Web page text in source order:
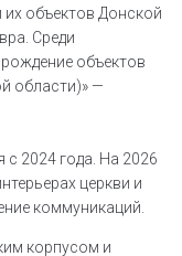
объектов Донской
Среди
объектов
области)» —
с 2024 года. На 2026
церкви и
коммуникаций.
корпусом и